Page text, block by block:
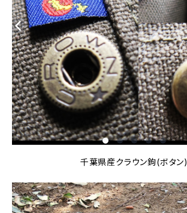
千葉県産クラウン鉤(ボタン)